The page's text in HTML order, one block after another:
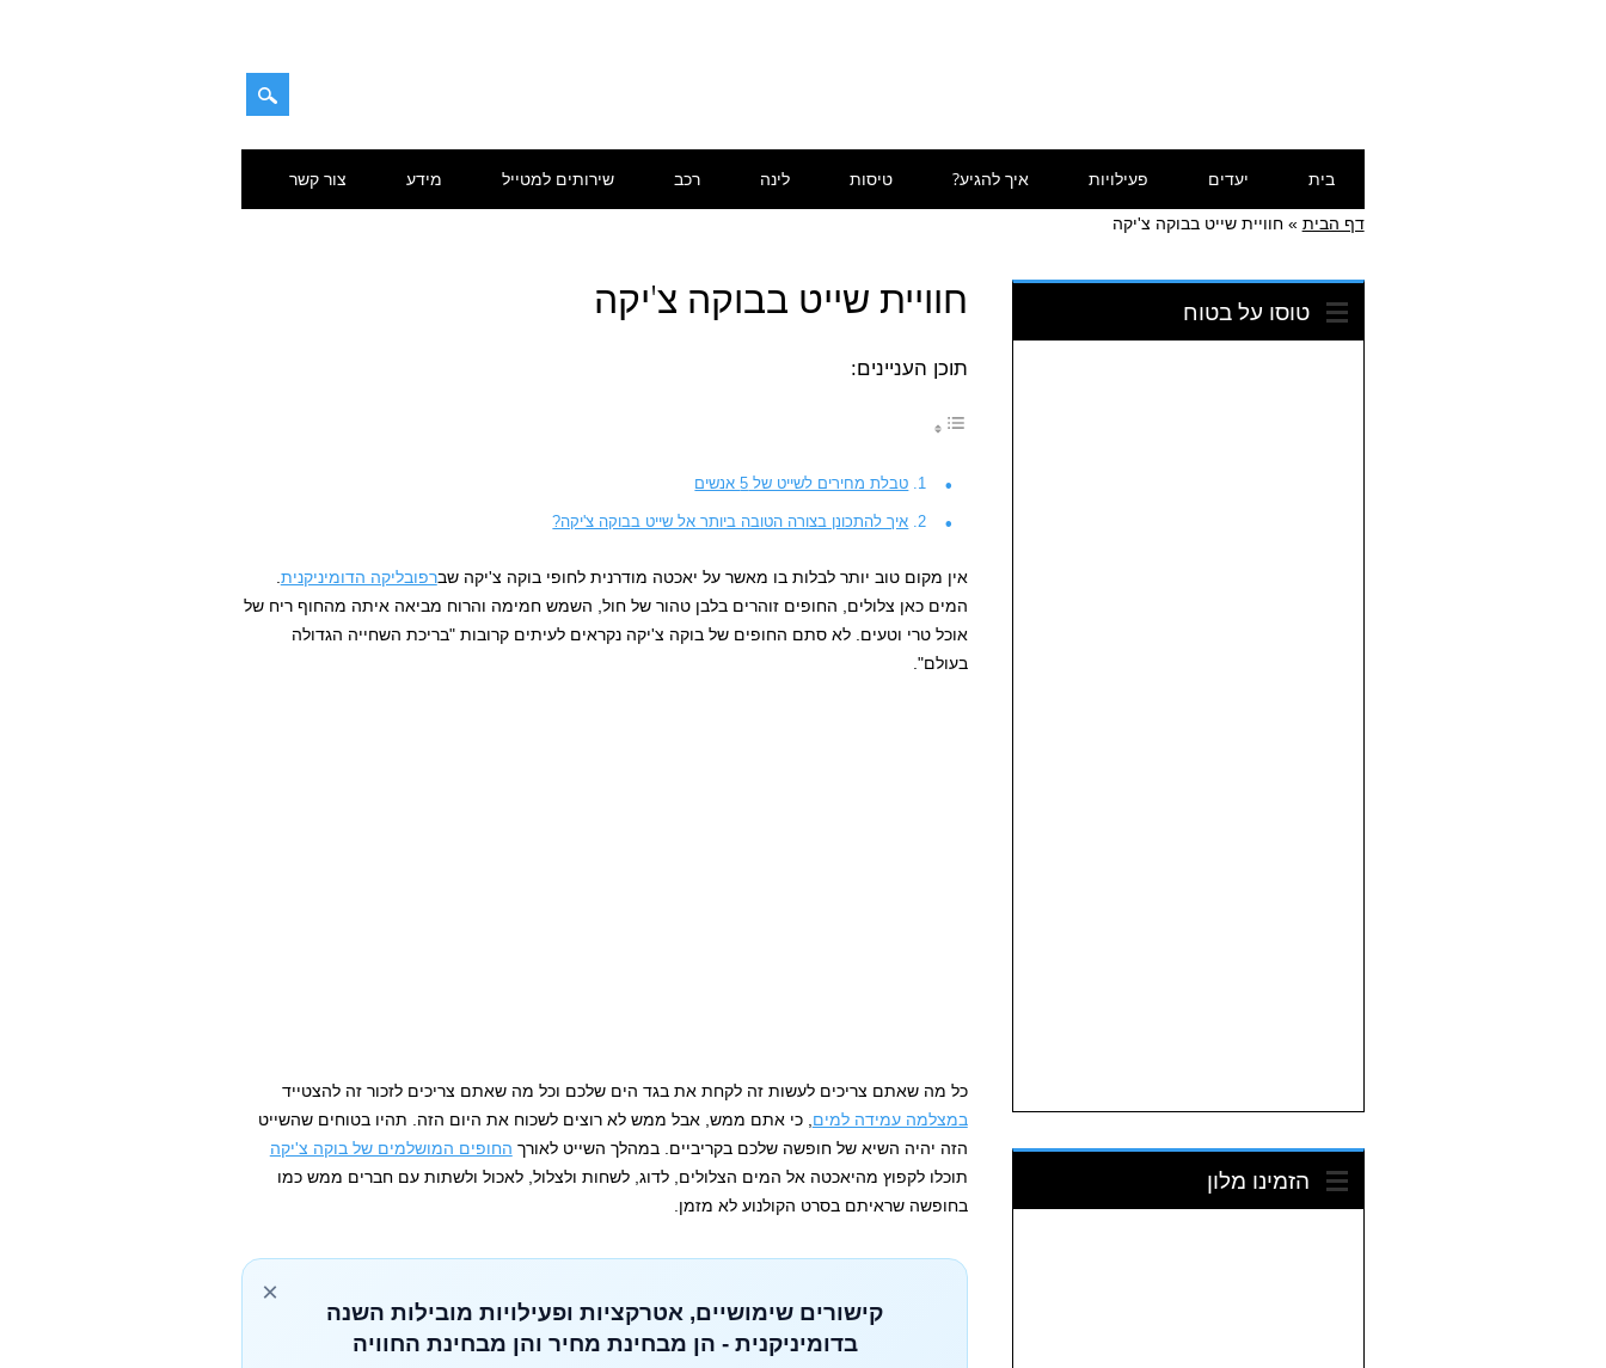
לתוכן
בית יעדים פעילויות איך להגיע? טיסות לינה רכב שירותים למטייל מידע צור קשר
דף הבית »חוויית שייט בבוקה צ'יקה
חוויית שייט בבוקה צ'יקה
תוכן העניינים:
טבלת מחירים לשייט של 5 אנשים
איך להתכונן בצורה הטובה ביותר אל שייט בבוקה צ'יקה?
אין מקום טוב יותר לבלות בו מאשר על יאכטה מודרנית לחופי בוקה צ'יקה שברפובליקה הדומיניקנית
המים כאן צלולים, החופים זוהרים בלבן טהור של חול, השמש חמימה והרוח מביאה איתה מהחוף ריח של
אוכל טרי וטעים. לא סתם החופים של בוקה צ'יקה נקראים לעיתים קרובות "בריכת השחייה הגדולה
בעולם".
כל מה שאתם צריכים לעשות זה לקחת את בגד הים שלכם וכל מה שאתם צריכים לזכור זה להצטייד
במצלמה עמידה למים , כי אתם ממש, אבל ממש לא רוצים לשכוח את היום הזה. תהיו בטוחים שהשייט
הזה יהיה השיא של חופשה שלכם בקריביים. במהלך השייט לאורך החופים המושלמים של בוקה צ'יקה
תוכלו לקפוץ מהיאכטה אל המים הצלולים, לדוג, לשחות ולצלול, לאכול ולשתות עם חברים ממש כמו
בחופשה שראיתם בסרט הקולנוע לא מזמן.
×
קישורים שימושיים, אטרקציות ופעילויות מובילות השנה
בדומיניקנית - הן מבחינת מחיר והן מבחינת החוויה
טוסו על בטוח
הזמינו מלון